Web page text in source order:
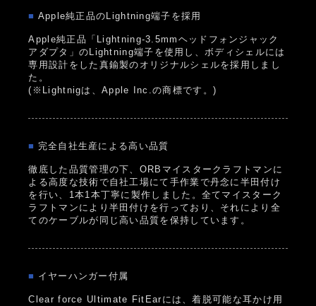
■ Apple純正品のLightning端子を採用
Apple純正品「Lightning-3.5mmヘッドフォンジャック
アダプタ」のLightning端子を使用し、ボディシェルには
専用設計をした真鍮製のオリジナルシェルを採用しまし
た。
(※Lightnigは、Apple Inc.の商標です。)
■ 完全自社生産による高い品質
徹底した品質管理の下、ORBマイスタークラフトマンに
よる高度な技術で自社工場にて手作業で丹念に半田付け
を行い、1本1本丁寧に製作しました。全てマイスターク
ラフトマンにより半田付けを行っており、それにより全
てのケーブルが同じ高い品質を保持しています。
■ イヤーハンガー付属
Clear force Ultimate FitEarには、着脱可能な耳かけ用